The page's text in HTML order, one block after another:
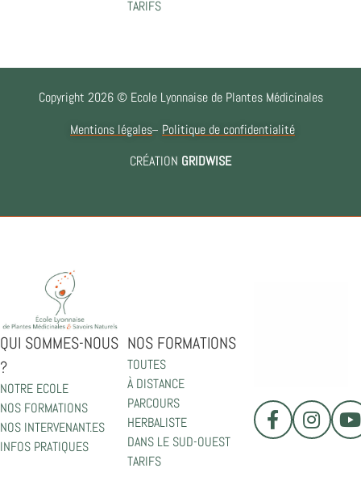
TARIFS
Copyright 2026 © Ecole Lyonnaise de Plantes Médicinales
Mentions légales
Politique de confidentialité
CRÉATION GRIDWISE
QUI SOMMES-NOUS
?
NOTRE ECOLE
NOS FORMATIONS
NOS INTERVENANT.ES
INFOS PRATIQUES
NOS FORMATIONS
TOUTES
À DISTANCE
PARCOURS
HERBALISTE
DANS LE SUD-OUEST
TARIFS